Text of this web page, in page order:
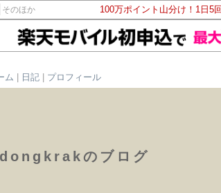
そのほか 100万ポイント山分け！1日5
ム
日記 プロフィール
のブログ